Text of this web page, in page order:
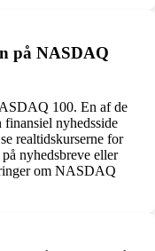
på NASDAQ
100. En af de
finansiel nyhedsside
realtidskurserne for
nyhedsbreve eller
om NASDAQ